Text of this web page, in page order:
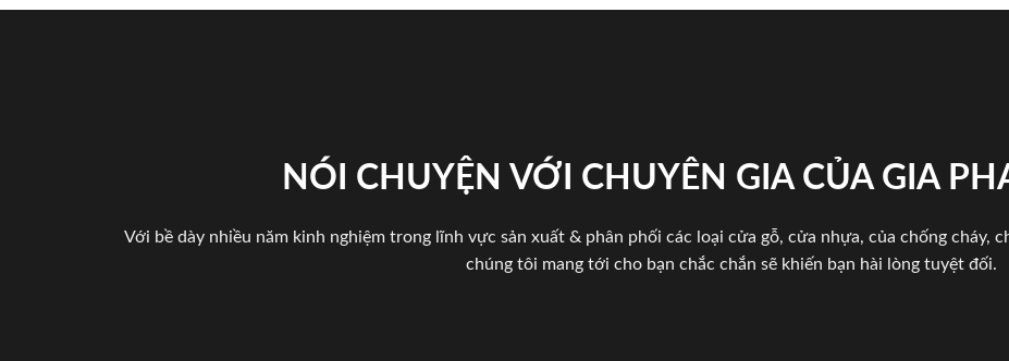
NÓI CHUYỆN VỚI CHUYÊN GIA CỦA GIA
Với bề dày nhiều năm kinh nghiệm trong lĩnh vực sản xuất & phân phối các loại cửa gỗ, cửa nhựa, của chống cháy,
chúng tôi mang tới cho bạn chắc chắn sẽ khiến bạn hài lòng tuyệt đối.